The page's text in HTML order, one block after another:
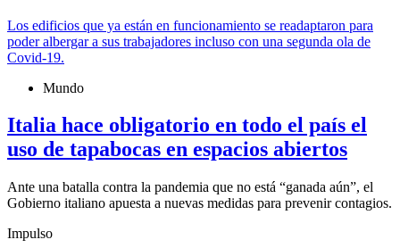
Los edificios que ya están en funcionamiento se readaptaron para
poder albergar a sus trabajadores incluso con una segunda ola de
Covid-19.
Mundo
Italia hace obligatorio en todo el país el
uso de tapabocas en espacios abiertos
Ante una batalla contra la pandemia que no está “ganada aún”, el
Gobierno italiano apuesta a nuevas medidas para prevenir contagios.
Impulso